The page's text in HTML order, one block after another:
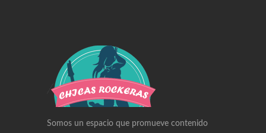
Somos un espacio que promueve contenido
Swiss Replica Watches
Audemars Piguet Watches Replica
Rolex Watches Replica
Richard Mille Watches Replica
Omega Watches Replica